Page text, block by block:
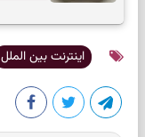
اینترنت بین الملل